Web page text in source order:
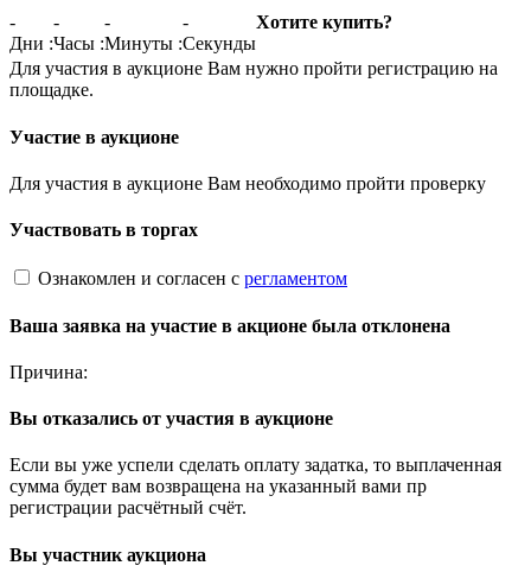
-
Дни :
-
Часы :
-
Минуты :
-
Секунды
Хотите купить?
Для участия в аукционе Вам нужно пройти регистрацию на
площадке.
Участие в аукционе
Для участия в аукционе Вам необходимо пройти проверку
Участвовать в торгах
Ознакомлен и согласен с регламентом
Ваша заявка на участие в акционе была отклонена
Причина:
Вы отказались от участия в аукционе
Если вы уже успели сделать оплату задатка, то выплаченная
сумма будет вам возвращена на указанный вами пр
регистрации расчётный счёт.
Вы участник аукциона